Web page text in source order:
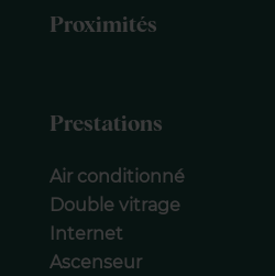
Proximités
Prestations
Air conditionné
Double vitrage
Internet
Ascenseur